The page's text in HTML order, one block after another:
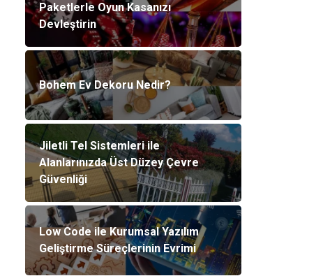
Paketlerle Oyun Kasanızı
Devleştirin
Bohem Ev Dekoru Nedir?
Jiletli Tel Sistemleri ile
Alanlarınızda Üst Düzey Çevre
Güvenliği
Low Code ile Kurumsal Yazılım
Geliştirme Süreçlerinin Evrimi